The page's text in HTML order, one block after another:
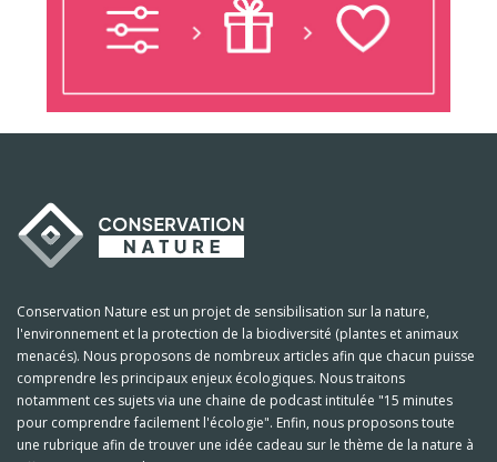
Conservation Nature est un projet de sensibilisation sur la nature,
l'environnement et la protection de la biodiversité (plantes et animaux
menacés). Nous proposons de nombreux articles afin que chacun puisse
comprendre les principaux enjeux écologiques. Nous traitons
notamment ces sujets via une chaine de podcast intitulée "15 minutes
pour comprendre facilement l'écologie". Enfin, nous proposons toute
une rubrique afin de trouver une idée cadeau sur le thème de la nature à